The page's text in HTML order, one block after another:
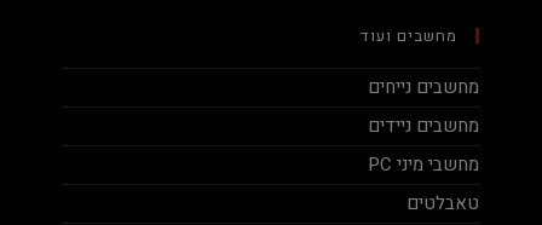
מחשבים ועוד
מחשבים נייחים
מחשבים ניידים
מחשבי מיני PC
טאבלטים